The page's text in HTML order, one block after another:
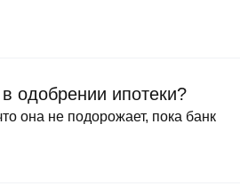
популярные вопросы
одобрении ипотеки?
она не подорожает, пока банк